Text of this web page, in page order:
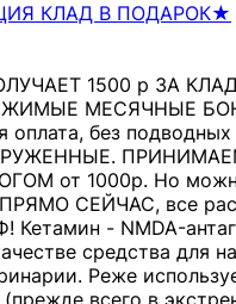
КЛАД В ПОДАРОК★
1500 р ЗА КЛАД
МЕСЯЧНЫЕ
оплата, без
от 1000р. Но
СЕЙЧАС, все
Кетамин - NMDA-
средства для
Реже
всего в